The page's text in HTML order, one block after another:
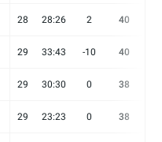
28 28:26 2 40
29 33:43 -10 40
29 30:30 0 38
29 23:23 0 38